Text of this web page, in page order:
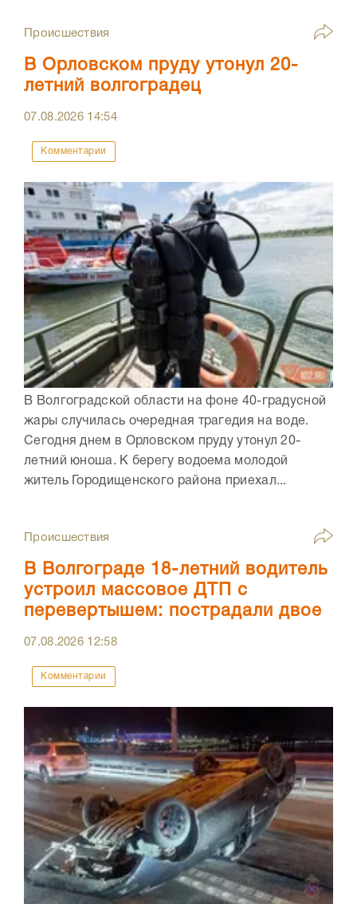
Происшествия
В Орловском пруду утонул 20-
летний волгоградец
07.08.2026 14:54
Комментарии
В Волгоградской области на фоне 40-градусной
жары случилась очередная трагедия на воде.
Сегодня днем в Орловском пруду утонул 20-
летний юноша. К берегу водоема молодой
житель Городищенского района приехал...
Происшествия
В Волгограде 18-летний водитель
устроил массовое ДТП с
перевертышем: пострадали двое
07.08.2026 12:58
Комментарии